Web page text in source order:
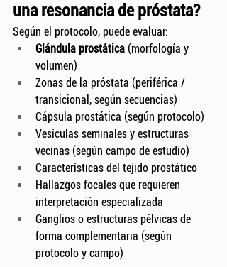
una resonancia de próstata?
Según el protocolo, puede evaluar:
Glándula prostática (morfología y
volumen)
Zonas de la próstata (periférica /
transicional, según secuencias)
Cápsula prostática (según protocolo)
Vesículas seminales y estructuras
vecinas (según campo de estudio)
Características del tejido prostático
Hallazgos focales que requieren
interpretación especializada
Ganglios o estructuras pélvicas de
forma complementaria (según
protocolo y campo)